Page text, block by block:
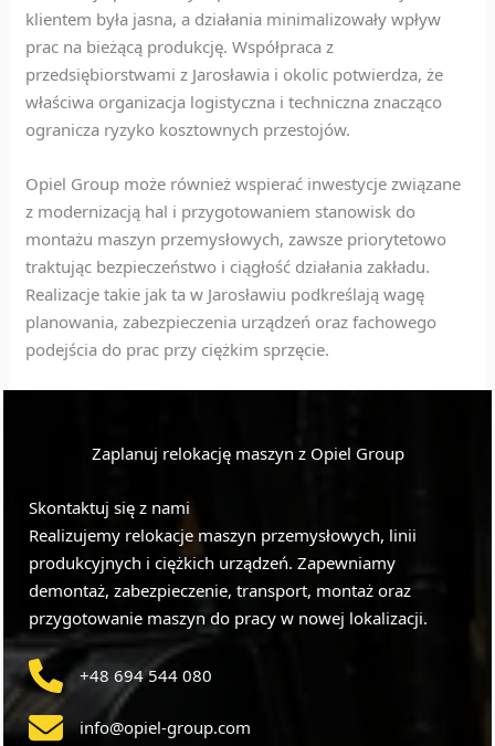
klientem była jasna, a działania minimalizowały wpływ
prac na bieżącą produkcję. Współpraca z
przedsiębiorstwami z Jarosławia i okolic potwierdza, że
właściwa organizacja logistyczna i techniczna znacząco
ogranicza ryzyko kosztownych przestojów.
Opiel Group może również wspierać inwestycje związane
z modernizacją hal i przygotowaniem stanowisk do
montażu maszyn przemysłowych, zawsze priorytetowo
traktując bezpieczeństwo i ciągłość działania zakładu.
Realizacje takie jak ta w Jarosławiu podkreślają wagę
planowania, zabezpieczenia urządzeń oraz fachowego
podejścia do prac przy ciężkim sprzęcie.
Zaplanuj relokację maszyn z Opiel Group
Skontaktuj się z nami
Realizujemy relokacje maszyn przemysłowych, linii
produkcyjnych i ciężkich urządzeń. Zapewniamy
demontaż, zabezpieczenie, transport, montaż oraz
przygotowanie maszyn do pracy w nowej lokalizacji.
+48 694 544 080
info@opiel-group.com